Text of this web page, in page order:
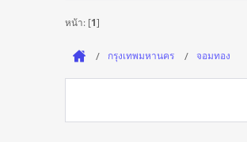
หน้า: [1]
กรุงเทพมหานคร จอมทอง